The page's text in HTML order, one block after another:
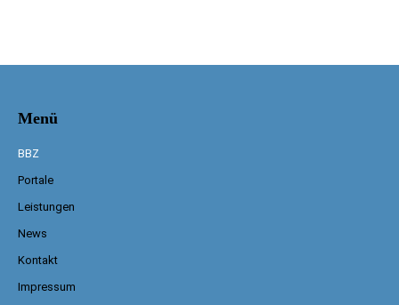
Menü
BBZ
Portale
Leistungen
News
Kontakt
Impressum